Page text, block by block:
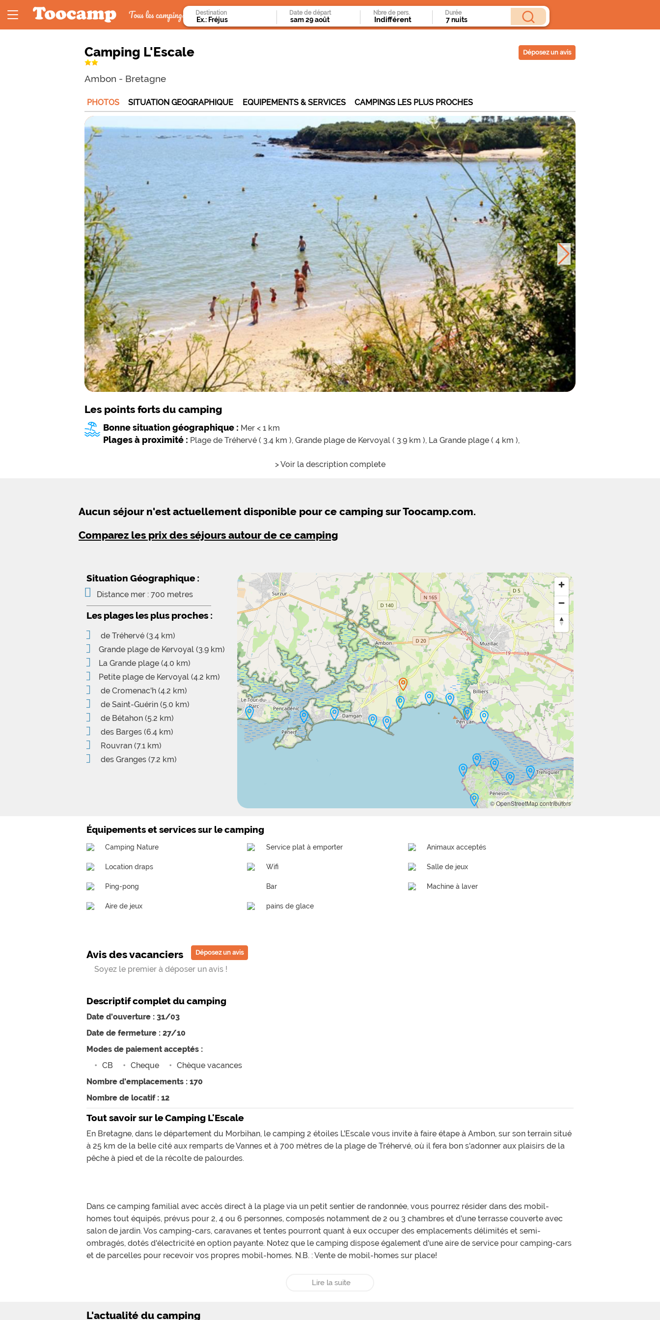
Tous les campings Destination Date de départ Durée
Nbre de pers.
Camping L'Escale
Ambon - Bretagne
Déposez un avis
PHOTOS SITUATION GEOGRAPHIQUE EQUIPEMENTS & SERVICES CAMPINGS LES PLUS PROCHES
Les points forts du camping
Bonne situation géographique : Mer < 1 km
Plages à proximité : Plage de Tréhervé ( 3.4 km ), Grande plage de Kervoyal ( 3.9 km ), La Grande plage ( 4 km ),
> Voir la description complete
Aucun séjour n'est actuellement disponible pour ce camping sur Toocamp.com.
Comparez les prix des séjours autour de ce camping
Situation Géographique :
Distance mer : 700 metres
© OpenStreetMap contributors
Les plages les plus proches :
de Tréhervé (3.4 km)
Grande plage de Kervoyal (3.9 km)
La Grande plage (4.0 km)
Petite plage de Kervoyal (4.2 km)
de Cromenac'h (4.2 km)
de Saint-Guérin (5.0 km)
de Bétahon (5.2 km)
des Barges (6.4 km)
Rouvran (7.1 km)
des Granges (7.2 km)
Équipements et services sur le camping
Camping Nature Service plat à emporter Animaux acceptés
Location draps Wifi Salle de jeux
Ping-pong Bar Machine à laver
Aire de jeux pains de glace
Avis des vacanciers Déposez un avis
Soyez le premier à déposer un avis !
Descriptif complet du camping
Date d'ouverture : 31/03
Date de fermeture : 27/10
Modes de paiement acceptés :
CB
Cheque
Chèque vacances
Nombre d'emplacements : 170
Nombre de locatif : 12
Tout savoir sur le Camping L'Escale
En Bretagne, dans le département du Morbihan, le camping 2 étoiles L'Escale vous invite à faire étape à Ambon, sur son terrain situé
à 25 km de la belle cité aux remparts de Vannes et à 700 mètres de la plage de Tréhervé, où il fera bon s'adonner aux plaisirs de la
pêche à pied et de la récolte de palourdes.
Dans ce camping familial avec accès direct à la plage via un petit sentier de randonnée, vous pourrez résider dans des mobil-
homes tout équipés, prévus pour 2, 4 ou 6 personnes, composés notamment de 2 ou 3 chambres et d'une terrasse couverte avec
salon de jardin. Vos camping-cars, caravanes et tentes pourront quant à eux occuper des emplacements délimités et semi-
ombragés, dotés d'électricité en option payante. Notez que le camping dispose également d'une aire de service pour camping-cars
et de parcelles pour recevoir vos propres mobil-homes. N.B. : Vente de mobil-homes sur place!
table de ping-pong, un baby-foot, un terrain de pétanque ainsi qu'une salle de jeux.
Lire la suite
L'actualité du camping